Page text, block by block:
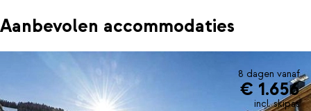
Aanbevolen accommodaties
8 dagen vanaf
€ 1.656
incl. skipas